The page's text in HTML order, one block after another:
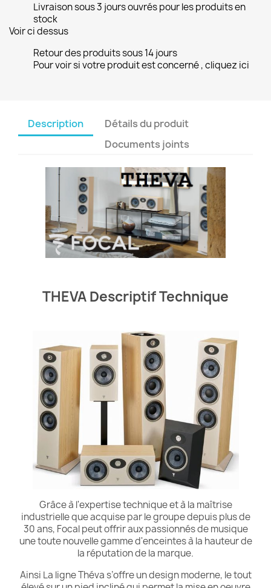
Livraison sous 3 jours ouvrés pour les produits en
stock
Voir ci dessus
Retour des produits sous 14 jours
Pour voir si votre produit est concerné , cliquez ici
Description
Détails du produit
Documents joints
THEVA Descriptif Technique
Grâce à l'expertise technique et à la maîtrise
industrielle que acquise par le groupe depuis plus de
30 ans, Focal peut offrir aux passionnés de musique
une toute nouvelle gamme d'enceintes à la hauteur de
la réputation de la marque.
Ainsi La ligne Théva s’offre un design moderne, le tout